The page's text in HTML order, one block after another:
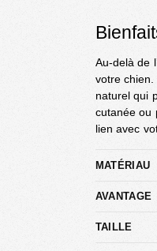
Au-delà de
votre
naturel qui
cutanée ou
lien avec
MATÉRIAU
AVANTAGE
TAILLE